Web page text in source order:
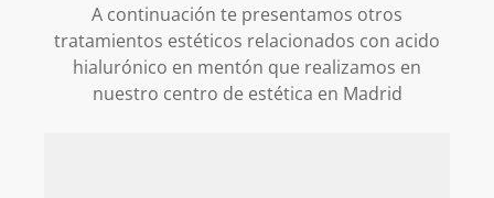
A continuación te presentamos otros
tratamientos estéticos relacionados con acido
hialurónico en mentón que realizamos en
nuestro centro de estética en Madrid